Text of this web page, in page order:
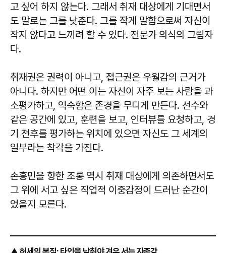
고 싶어 하지 않는다. 그래서 취재 대상에게 기대면서
도 말로는 그를 낮춘다. 그를 작게 말함으로써 자신이
작지 않다고 느끼려 할 수 있다. 전문가 의식의 그림자
다.
취재권은 권력이 아니고, 접근권은 우월감의 근거가
아니다. 하지만 어떤 이는 자신이 자주 보는 사람을 과
소평가하고, 익숙함은 존경을 무디게 만든다. 선수와
같은 공간에 있고, 훈련을 보고, 인터뷰를 요청하고, 경
기 전후를 평가하는 위치에 있으면 자신도 그 세계의
일부라는 착각을 가진다.
손흥민을 향한 조롱 역시 취재 대상에게 의존하면서도
그 위에 서고 싶은 직업적 이중감정이 드러난 순간이
었을지 모른다.